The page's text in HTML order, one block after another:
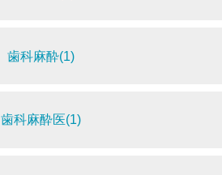
歯科麻酔(1)
歯科麻酔医(1)